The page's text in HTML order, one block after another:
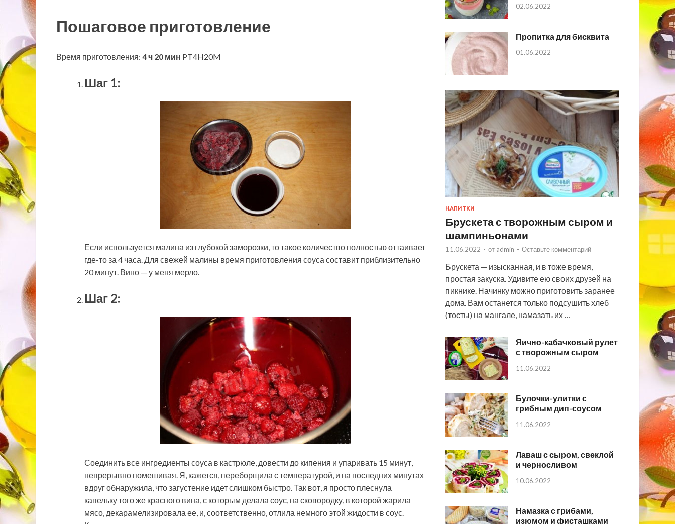
Пошаговое приготовление
Время приготовления: 4 ч 20 мин PT4H20M
Шаг 1:
Если используется малина из глубокой заморозки, то такое количество полностью оттаивает
где-то за 4 часа. Для свежей малины время приготовления соуса составит приблизительно
20 минут. Вино — у меня мерло.
Шаг 2:
Соединить все ингредиенты соуса в кастрюле, довести до кипения и упаривать 15 минут,
непрерывно помешивая. Я, кажется, переборщила с температурой, и на последних минутах
вдруг обнаружила, что загустение идет слишком быстро. Так вот, я просто плеснула
капельку того же красного вина, с которым делала соус, на сковородку, в которой жарила
мясо, декарамелизировала ее, и, соответственно, отлила немного этой жидости в соус.
02.06.2022
Пропитка для бисквита
01.06.2022
НАПИТКИ
Брускета с творожным сыром и
шампиньонами
11.06.2022 - от admin - Оставьте комментарий
Брускета — изысканная, и в тоже время,
простая закуска. Удивите ею своих друзей на
пикнике. Начинку можно приготовить заранее
дома. Вам останется только подсушить хлеб
(тосты) на мангале, намазать их …
Яично-кабачковый рулет
с творожным сыром
11.06.2022
Булочки-улитки с
грибным дип-соусом
11.06.2022
Лаваш с сыром, свеклой
и черносливом
10.06.2022
Намазка с грибами,
изюмом и фисташками